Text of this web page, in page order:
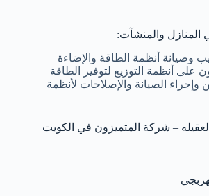
والمنشآت:
وصيانة أنظمة الطاقة والإضاءة
على أنظمة التوزيع لتوفير الطاقة
الصيانة والإصلاحات لأنظمة
– شركة المتميزون في الكويت